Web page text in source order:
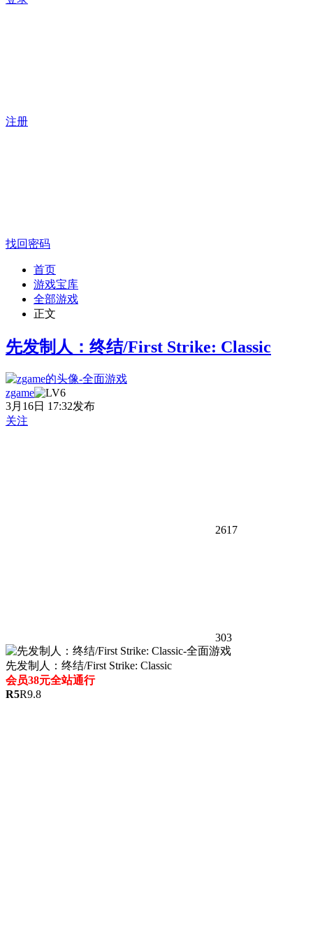
注册
找回密码
首页
游戏宝库
全部游戏
正文
先发制人：终结/First Strike: Classic
zgame
3月16日 17:32发布
关注
2617
303
先发制人：终结/First Strike: Classic
会员38元全站通行
R5R9.8